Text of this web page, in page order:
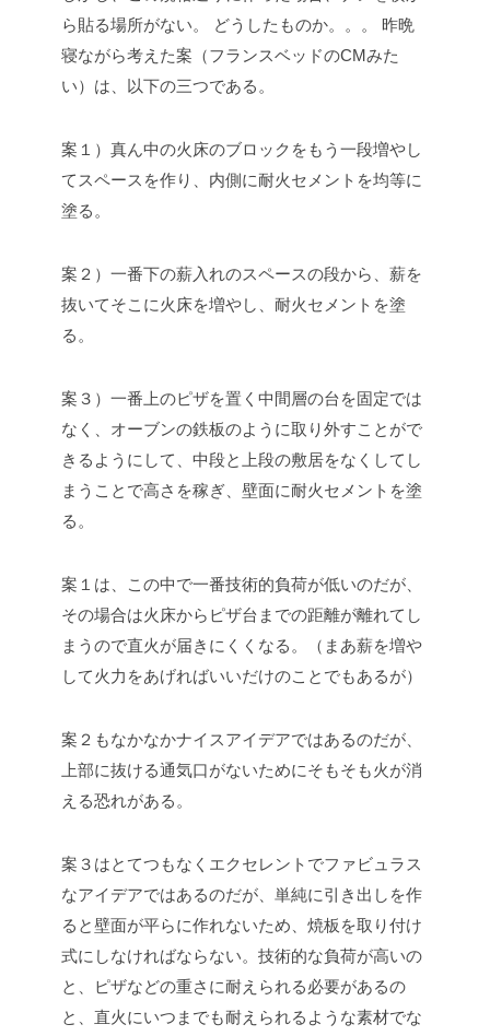
ら貼る場所がない。
どうしたものか。。。
昨晩
寝ながら考えた案（フランスベッドのCMみた
い）は、以下の三つである。
案１）真ん中の火床のブロックをもう一段増やし
てスペースを作り、内側に耐火セメントを均等に
塗る。
案２）一番下の薪入れのスペースの段から、薪を
抜いてそこに火床を増やし、耐火セメントを塗
る。
案３）一番上のピザを置く中間層の台を固定では
なく、オーブンの鉄板のように取り外すことがで
きるようにして、中段と上段の敷居をなくしてし
まうことで高さを稼ぎ、壁面に耐火セメントを塗
る。
案１は、この中で一番技術的負荷が低いのだが、
その場合は火床からピザ台までの距離が離れてし
まうので直火が届きにくくなる。（まあ薪を増や
して火力をあげればいいだけのことでもあるが）
案２もなかなかナイスアイデアではあるのだが、
上部に抜ける通気口がないためにそもそも火が消
える恐れがある。
案３はとてつもなくエクセレントでファビュラス
なアイデアではあるのだが、単純に引き出しを作
ると壁面が平らに作れないため、焼板を取り付け
式にしなければならない。技術的な負荷が高いの
と、ピザなどの重さに耐えられる必要があるの
と、直火にいつまでも耐えられるような素材でな